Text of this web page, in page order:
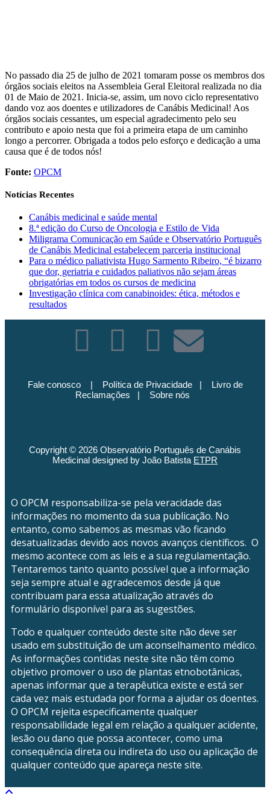
No passado dia 25 de julho de 2021 tomaram posse os membros dos
órgãos sociais eleitos na Assembleia Geral Eleitoral realizada no dia
01 de Maio de 2021. Inicia-se, assim, um novo ciclo representativo
dando voz aos doentes e utilizadores de Canábis Medicinal! Aos
órgãos sociais cessantes, um especial agradecimento pelo seu
contributo e apoio nesta que foi a primeira etapa de um caminho
longo a percorrer. Obrigada a todos pelo esforço e dedicação a uma
causa que é de todos nós!
Fonte: OPCM
Notícias Recentes
Canábis medicinal e saúde mental
8.ª edição do Curso de Oncologia e Estilo de Vida
Miligrama Comunicação em Saúde e Observatório Português
de Canábis Medicinal estabelecem parceria institucional
Para o médico paliativista Hugo Sarmento Ribeiro, “é bizarro
que dor, geriatria e cuidados paliativos não sejam áreas
obrigatórias em todos os cursos de medicina
Investigação clínica com canabinoides: ética, métodos e
resultados
Fale conosco| Política de Privacidade| Livro de
Reclamações | Sobre nós
Copyright © 2026 Observatório Português de Canábis
Medicinal designed by João Batista ETPR
O OPCM responsabiliza-se pela veracidade das
informações no momento da sua publicação. No
entanto, como sabemos as mesmas vão ficando
desatualizadas devido aos novos avanços científicos. O
mesmo acontece com as leis e a sua regulamentação.
Tentaremos tanto quanto possível que a informação
seja sempre atual e agradecemos desde já que
contribuam para essa atualização através do
formulário disponível para as sugestões.
Todo e qualquer conteúdo deste site não deve ser
usado em substituição de um aconselhamento médico.
As informações contidas neste site não têm como
objetivo promover o uso de plantas etnobotânicas,
apenas informar que a terapêutica existe e está ser
cada vez mais estudada por forma a ajudar os doentes.
O OPCM rejeita especificamente qualquer
responsabilidade legal em relação a qualquer acidente,
lesão ou dano que possa acontecer, como uma
consequência direta ou indireta do uso ou aplicação de
qualquer conteúdo que apareça neste site.